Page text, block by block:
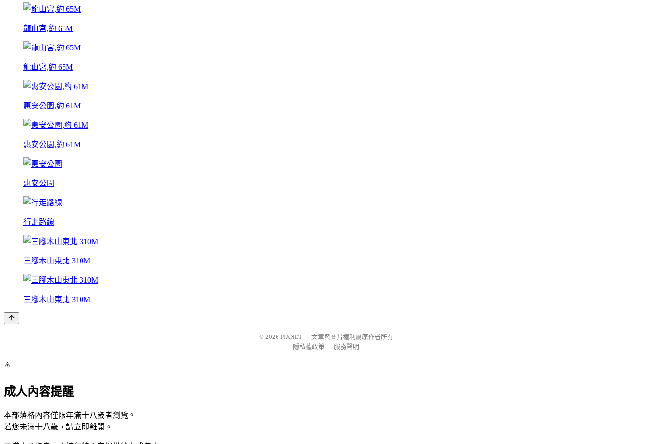
龍山宮,約 65M
龍山宮,約 65M
惠安公園,約 61M
惠安公園,約 61M
惠安公園
行走路線
三腳木山東北 310M
三腳木山東北 310M
© 2026 PIXNET
文章與圖片權利屬原作者所有
隱私權政策
服務聲明
⚠️
成人內容提醒
本部落格內容僅限年滿十八歲者瀏覽。
若您未滿十八歲，請立即離開。